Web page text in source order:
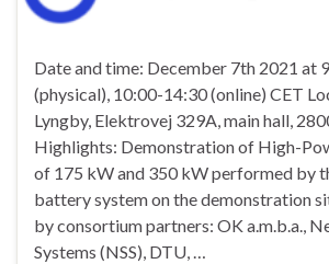
Date and time: December 7th 2021 at
(physical), 10:00-14:30 (online) CET
Lyngby, Elektrovej 329A, main hall,
Highlights: Demonstration of High-
of 175 kW and 350 kW performed by
battery system on the demonstration
by consortium partners: OK a.m.b.a.,
Systems (NSS), DTU, …